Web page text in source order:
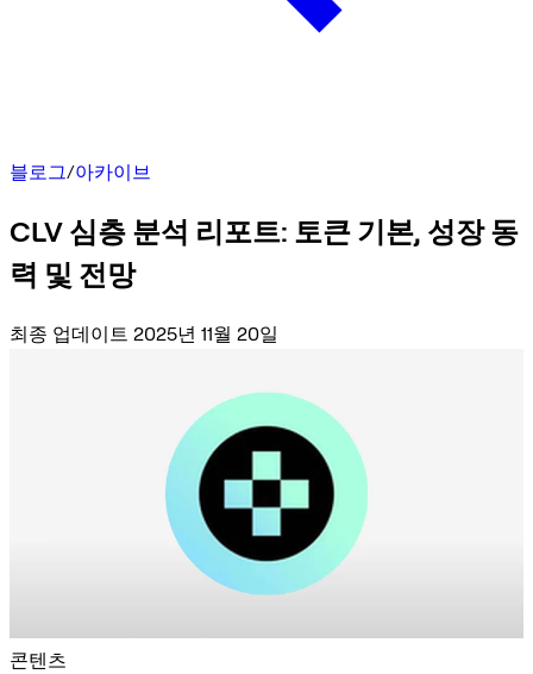
블로그/아카이브
CLV 심층 분석 리포트: 토큰 기본, 성장 동
력 및 전망
최종 업데이트 2025년 11월 20일
콘텐츠